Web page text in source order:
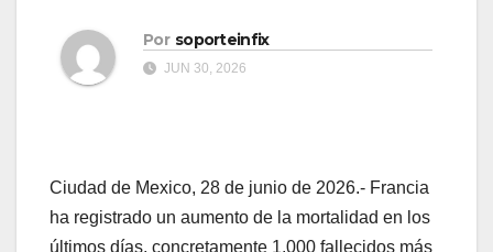
Por soporteinfix
JUN 30, 2026
Ciudad de Mexico, 28 de junio de 2026.- Francia
ha registrado un aumento de la mortalidad en los
últimos días, concretamente 1.000 fallecidos más